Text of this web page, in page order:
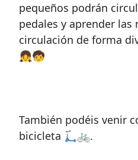
pequeños podrán
pedales y aprender las
circulación de forma
👧🧒
También podéis venir
bicicleta 🛴🚲.